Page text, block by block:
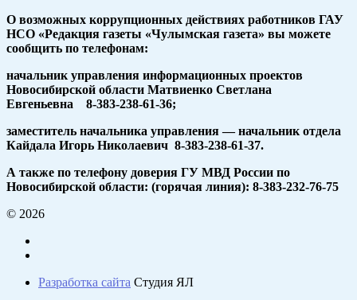
О возможных коррупционных действиях работников ГАУ
НСО «Редакция газеты «Чулымская газета» вы можете
сообщить по телефонам:
начальник управления информационных проектов
Новосибирской области Матвиенко Светлана
Евгеньевна 8-383-238-61-36;
заместитель начальника управления — начальник отдела
Кайдала Игорь Николаевич 8-383-238-61-37.
А также по телефону доверия ГУ МВД России по
Новосибирской области: (горячая линия): 8-383-232-76-75
© 2026
Разработка сайта Студия ЯЛ